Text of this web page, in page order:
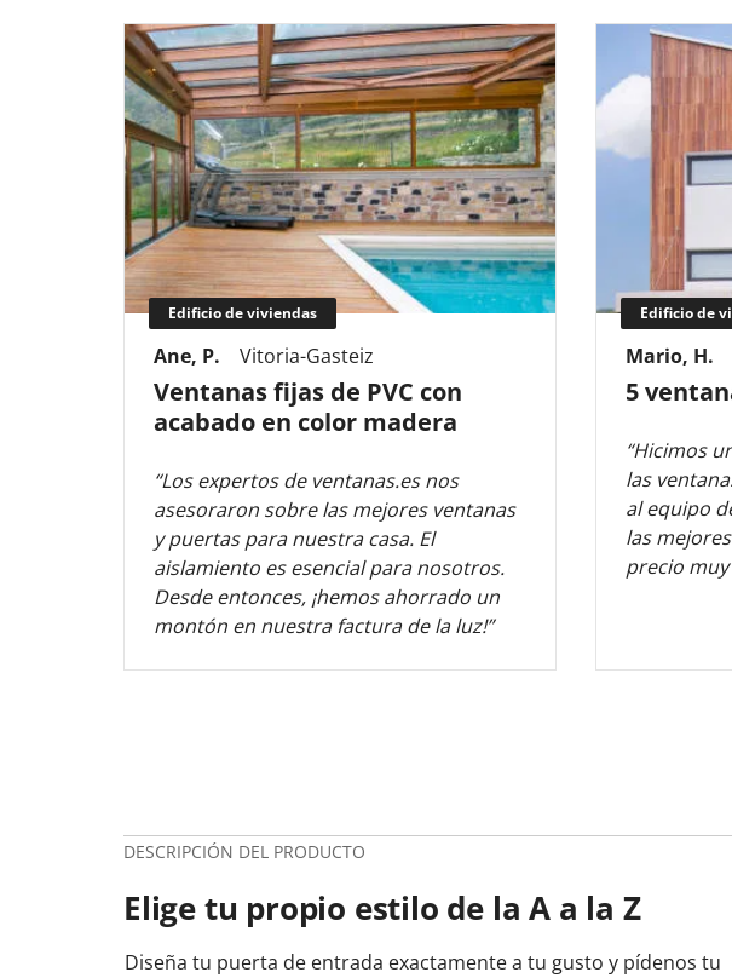
Edificio de viviendas
Ane, P. Vitoria-Gasteiz
Ventanas fijas de PVC con
acabado en color madera
“Los expertos de ventanas.es nos
asesoraron sobre las mejores ventanas
y puertas para nuestra casa. El
aislamiento es esencial para nosotros.
Desde entonces, ¡hemos ahorrado un
montón en nuestra factura de la luz!”
Edificio de
Mario, H.
5
“Hicimos
las
al equipo
las
precio
DESCRIPCIÓN DEL PRODUCTO
Elige tu propio estilo de la A a la Z
Diseña tu puerta de entrada exactamente a tu gusto y pídenos tu